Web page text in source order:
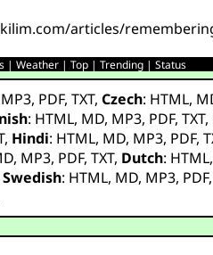
articles/
|Weather |Top |Trending |Status
MP3, PDF,TXT,Czech: HTML,
: HTML, MD, MP3, PDF,TXT,
, Hindi: HTML, MD, MP3, PDF,
, MP3, PDF,TXT, Dutch: HTML,
Swedish: HTML, MD, MP3, PDF